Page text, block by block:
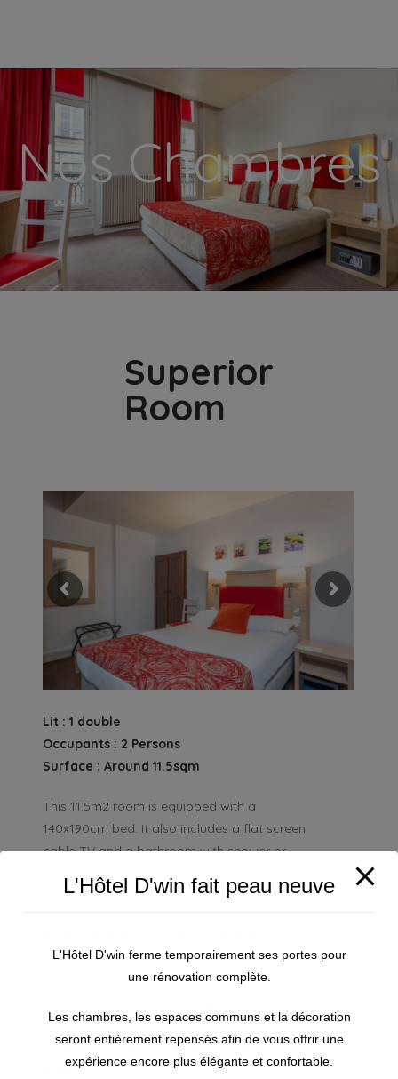
Nos Chambres
Superior
Room
Lit : 1 double
Occupants : 2 Persons
Surface : Around 11.5sqm
This 11.5m2 room is equipped with a
140x190cm bed. It also includes a flat screen
cable TV and a bathroom with shower or
An electric kettle is available in the room.
heating, closet, hairdryer, hospitality
products, flat-screen TV, wake-up service.
property. Due to the authentic charm of our
Parisian architecture, we do not have an
elevator.
L'Hôtel D'win fait peau neuve
L'Hôtel D'win ferme temporairement ses portes pour
une rénovation complète.
Les chambres, les espaces communs et la décoration
seront entièrement repensés afin de vous offrir une
expérience encore plus élégante et confortable.